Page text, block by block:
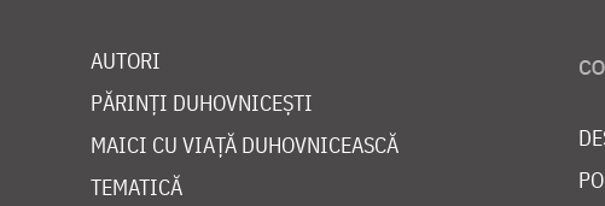
AUTORI
PĂRINȚI DUHOVNICEȘTI
MAICI CU VIAȚĂ DUHOVNICEASCĂ
TEMATICĂ